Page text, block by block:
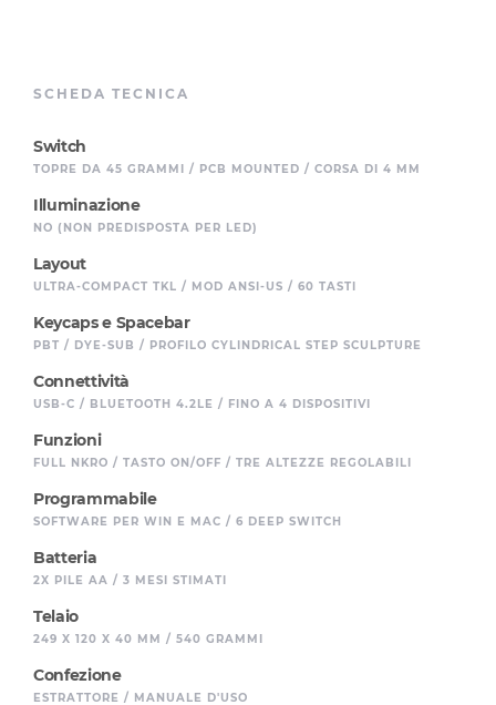
SCHEDA TECNICA
Switch
TOPRE DA 45 GRAMMI / PCB MOUNTED / CORSA DI 4 MM
Illuminazione
NO (NON PREDISPOSTA PER LED)
Layout
ULTRA-COMPACT TKL / MOD ANSI-US / 60 TASTI
Keycaps e Spacebar
PBT / DYE-SUB / PROFILO CYLINDRICAL STEP SCULPTURE
Connettività
USB-C / BLUETOOTH 4.2LE / FINO A 4 DISPOSITIVI
Funzioni
FULL NKRO / TASTO ON/OFF / TRE ALTEZZE REGOLABILI
Programmabile
SOFTWARE PER WIN E MAC / 6 DEEP SWITCH
Batteria
2X PILE AA / 3 MESI STIMATI
Telaio
249 X 120 X 40 MM / 540 GRAMMI
Confezione
ESTRATTORE / MANUALE D'USO